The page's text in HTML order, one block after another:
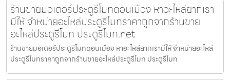
ร้านขายมอเตอร์ประตูรีโมทดอนเมือง หาอะไหล่ยากเรา
มีให้ จำหน่ายอะไหล่ประตูรีโมทราคาถูกจากร้านขาย
อะไหล่ประตูรีโมท ประตูรีโมท.net
ร้านขายมอเตอร์ประตูรีโมทดอนเมือง หาอะไหล่ยากเรามีให้ จำหน่ายอะไหล่
ประตูรีโมทราคาถูกจากร้านขายอะไหล่ประตูรีโมท ประตูรีโมท